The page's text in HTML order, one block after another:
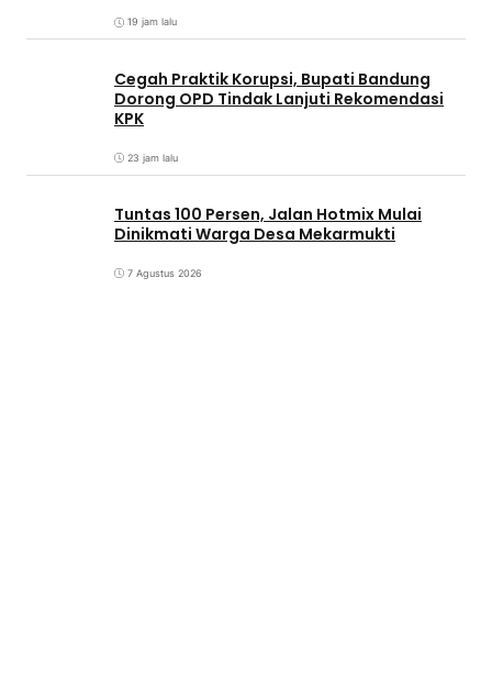
19 jam lalu
Cegah Praktik Korupsi, Bupati Bandung
Dorong OPD Tindak Lanjuti Rekomendasi
KPK
23 jam lalu
Tuntas 100 Persen, Jalan Hotmix Mulai
Dinikmati Warga Desa Mekarmukti
7 Agustus 2026